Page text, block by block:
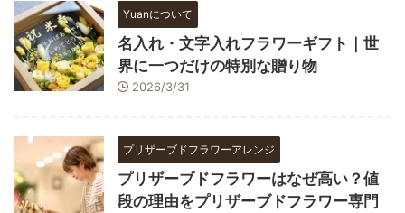
Yuanについて
名入れ・文字入れフラワーギフト｜世
界に一つだけの特別な贈り物
2026/3/31
プリザーブドフラワーアレンジ
プリザーブドフラワーはなぜ高い？値
段の理由をプリザーブドフラワー専門